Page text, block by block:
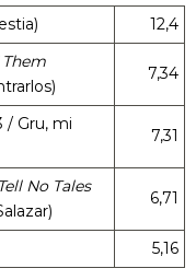
12,4
7,34
/ Gru, mi
7,31
No Tales
6,71
5,16